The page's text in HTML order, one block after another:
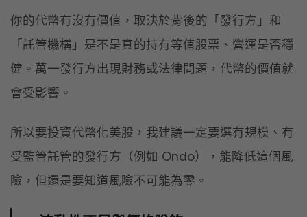
你的代幣有沒有價值，取決於背後的「發行方」和
「託管機構」是不是真的持有等值股票、營運是否穩
健。萬一發行方出現財務或法律問題，代幣的價值就
會受影響。
所以要投資代幣化美股，我建議一定要選有規模、有
受監管託管的發行方（例如 Ondo），能降低這個風
險，但還是要知道風險不可能為零。